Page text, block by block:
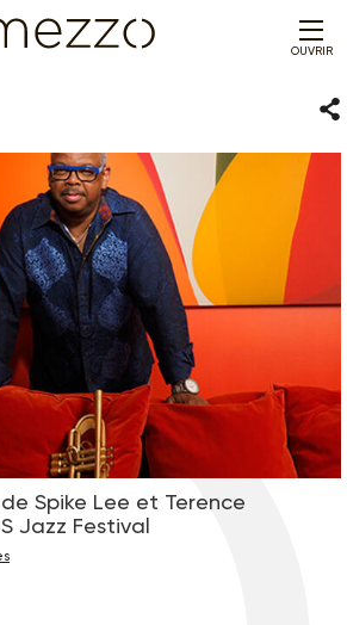
OUVRIR
Spike Lee et Terence
Jazz Festival